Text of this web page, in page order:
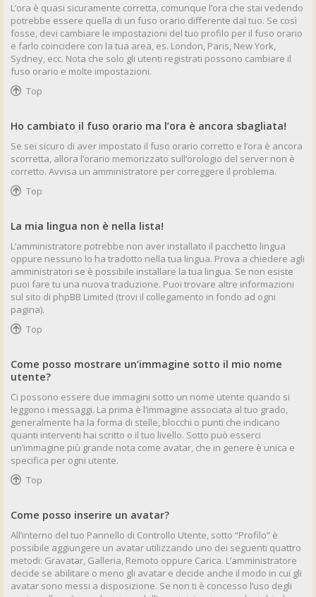
L’ora è quasi sicuramente corretta, comunque l’ora che stai vedendo
potrebbe essere quella di un fuso orario differente dal tuo. Se così
fosse, devi cambiare le impostazioni del tuo profilo per il fuso orario
e farlo coincidere con la tua area, es. London, Paris, New York,
Sydney, ecc. Nota che solo gli utenti registrati possono cambiare il
fuso orario e molte impostazioni.
Top
Ho cambiato il fuso orario ma l’ora è ancora sbagliata!
Se sei sicuro di aver impostato il fuso orario corretto e l’ora è ancora
scorretta, allora l’orario memorizzato sull’orologio del server non è
corretto. Avvisa un amministratore per correggere il problema.
Top
La mia lingua non è nella lista!
L’amministratore potrebbe non aver installato il pacchetto lingua
oppure nessuno lo ha tradotto nella tua lingua. Prova a chiedere agli
amministratori se è possibile installare la tua lingua. Se non esiste
puoi fare tu una nuova traduzione. Puoi trovare altre informazioni
sul sito di phpBB Limited (trovi il collegamento in fondo ad ogni
pagina).
Top
Come posso mostrare un’immagine sotto il mio nome
utente?
Ci possono essere due immagini sotto un nome utente quando si
leggono i messaggi. La prima è l’immagine associata al tuo grado,
generalmente ha la forma di stelle, blocchi o punti che indicano
quanti interventi hai scritto o il tuo livello. Sotto può esserci
un’immagine più grande nota come avatar, che in genere è unica e
specifica per ogni utente.
Top
Come posso inserire un avatar?
All’interno del tuo Pannello di Controllo Utente, sotto “Profilo” è
possibile aggiungere un avatar utilizzando uno dei seguenti quattro
metodi: Gravatar, Galleria, Remoto oppure Carica. L’amministratore
decide se abilitare o meno gli avatar e decide anche il modo in cui gli
avatar sono messi a disposizione. Se non ti è concesso l’uso degli